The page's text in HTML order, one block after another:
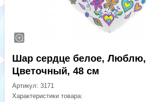
Шар сердце белое, Люблю,
Цветочный, 48 см
Артикул:3171
Характеристики товара: